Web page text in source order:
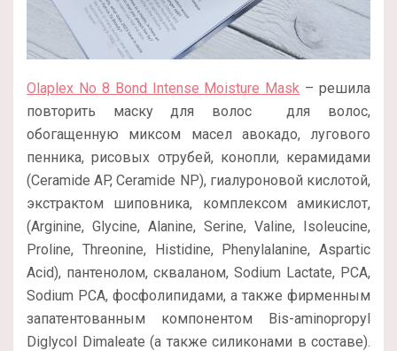
Olaplex No 8 Bond Intense Moisture Mask – решила
повторить маску для волос для волос,
обогащенную миксом масел авокадо, лугового
пенника, рисовых отрубей, конопли, керамидами
(Ceramide AP, Ceramide NP), гиалуроновой кислотой,
экстрактом шиповника, комплексом амикислот,
(Arginine, Glycine, Alanine, Serine, Valine, Isoleucine,
Proline, Threonine, Histidine, Phenylalanine, Aspartic
Acid), пантенолом, скваланом, Sodium Lactate, PCA,
Sodium PCA, фосфолипидами, а также фирменным
запатентованным компонентом Bis-aminopropyl
Diglycol Dimaleate (а также силиконами в составе).